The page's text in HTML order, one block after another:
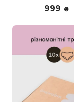
999 ₴